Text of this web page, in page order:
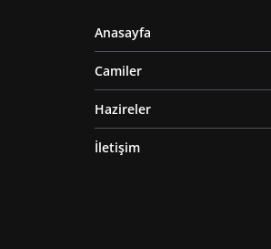
Anasayfa
Camiler
Hazireler
İletişim